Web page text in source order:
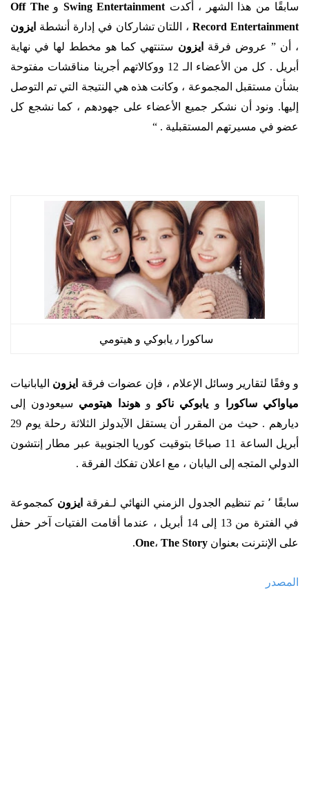
سابقًا من هذا الشهر ، أكدت Swing Entertainment و Off The
Record Entertainment ، اللتان تشاركان في إدارة أنشطة ايزون
، أن ” عروض فرقة
ايزون ستنتهي كما هو مخطط لها في نهاية
أبريل . كل من الأعضاء الـ 12 ووكالاتهم أجرينا مناقشات مفتوحة
بشأن مستقبل المجموعة ، وكانت هذه هي النتيجة التي تم التوصل
إليها. ونود أن نشكر جميع الأعضاء على جهودهم ، كما نشجع كل
عضو في مسيرتهم المستقبلية . “
ساكورا ٫ يابوكي و هيتومي
و وفقًا لتقارير وسائل الإعلام ، فإن عضوات فرقة ايزون اليابانيات
مياواكي ساكورا
و يابوكي ناكو وهوندا هيتومي سيعودون إلى
ديارهم . حيث من
المقرر أن يستقل الآيدولز الثلاثة رحلة يوم 29
أبريل الساعة 11 صباحًا بتوقيت كوريا الجنوبية عبر مطار إنتشون
الدولي المتجه إلى اليابان ، مع اعلان تفكك الفرقة .
سابقًا ٬ تم تنظيم الجدول الزمني النهائي لـفرقة ايزون كمجموعة
في الفترة من 13 إلى 14 أبريل ، عندما أقامت الفتيات آخر حفل
على الإنترنت بعنوان
One، The Story
.
المصدر